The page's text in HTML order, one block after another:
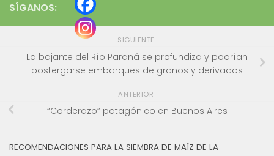
SÍGANOS:
SIGUIENTE
La bajante del Río Paraná se profundiza y podrían
postergarse embarques de granos y derivados
ANTERIOR
“Corderazo” patagónico en Buenos Aires
RECOMENDACIONES PARA LA SIEMBRA DE MAÍZ DE LA